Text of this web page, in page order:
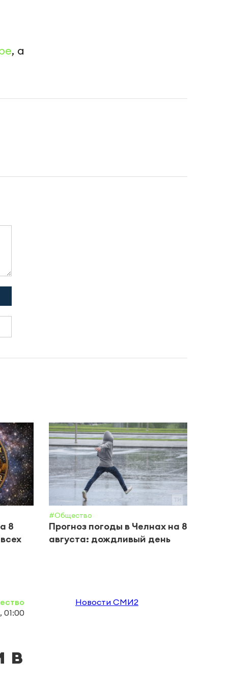
, а
8
#Общество
Прогноз погоды в Челнах на 8
августа: дождливый день
01:00
в
Новости СМИ2